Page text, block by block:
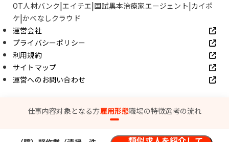
仕事内容対象となる方雇用形態職場の特徴選考の流れ
OT人材バンク エイチエ 国試黒本治療家エージェント カイポ
ケ かべなしクラウド
運営会社
プライバシーポリシー
利用規約
サイトマップ
運営へのお問い合わせ